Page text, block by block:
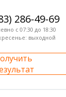
286-49-69
с 07:30 до 18:30
выходной